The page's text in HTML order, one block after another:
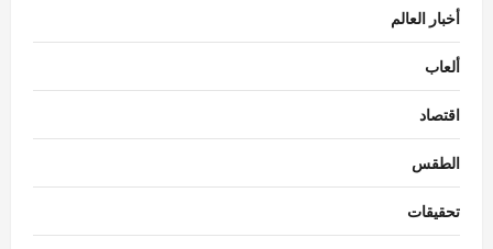
أخبار العالم
ألعاب
اقتصاد
الطقس
تحقيقات